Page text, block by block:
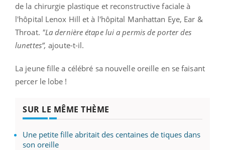
de la chirurgie plastique et reconstructive faciale à
l'hôpital Lenox Hill et à l'hôpital Manhattan Eye, Ear &
Throat. "La dernière étape lui a permis de porter des
lunettes”, ajoute-t-il.
La jeune fille a célébré sa nouvelle oreille en se faisant
percer le lobe !
SUR LE MÊME THÈME
Une petite fille abritait des centaines de tiques dans
son oreille